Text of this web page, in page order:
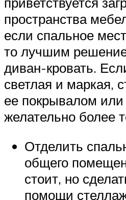
пространства
если спальное
то лучшим
диван-кровать.
светлая и маркая,
ее покрывалом
желательно более
Отделить
общего
стоит, но
помощи